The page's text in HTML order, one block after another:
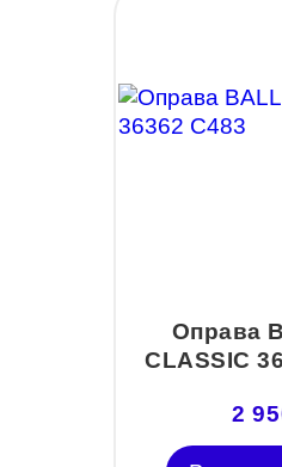
Оправа
CLASSIC
2